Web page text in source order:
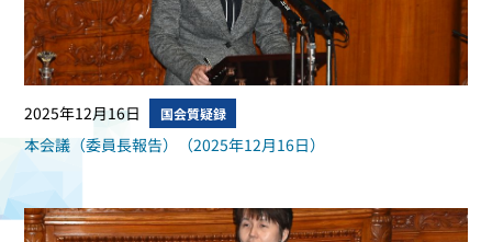
2025年12月16日 国会質疑録
本会議（委員長報告）（2025年12月16日）